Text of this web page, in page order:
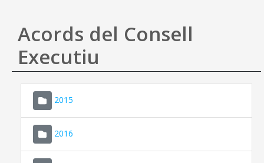
Ajuda
Acords del Consell
Executiu
2015
2016